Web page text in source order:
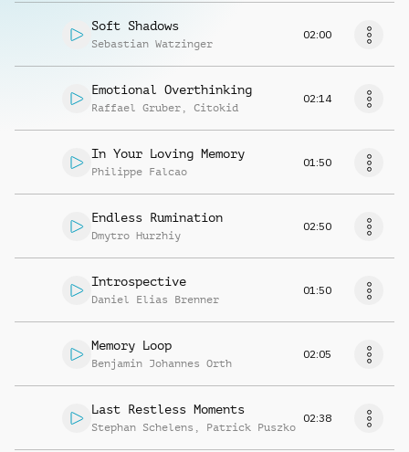
Soft Shadows
Sebastian Watzinger
02:00
Emotional Overthinking
Raffael Gruber , Citokid
02:14
In Your Loving Memory
Philippe Falcao
01:50
Endless Rumination
Dmytro Hurzhiy
02:50
Introspective
Daniel Elias Brenner
01:50
Memory Loop
Benjamin Johannes Orth
02:05
Last Restless Moments
Stephan Schelens , Patrick Puszko
02:38